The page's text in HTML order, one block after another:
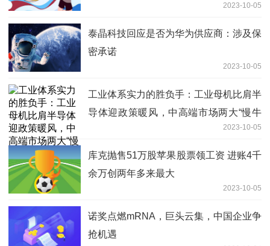
2023-10-05
泰晶科技回应是否为华为供应商：涉及保
密承诺
2023-10-05
工业体系实力的胜负手：工业母机比肩半
导体迎政策暖风，中高端市场两大“慢牛
2023-10-05
库克抛售51万股苹果股票领工资 进账4千
余万创两年多来最大
2023-10-05
诺奖点燃mRNA，巨头云集，中国企业争
抢机遇